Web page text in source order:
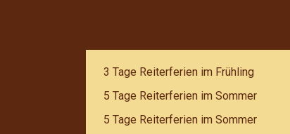
3 Tage Reiterferien im Frühling
5 Tage Reiterferien im Sommer
5 Tage Reiterferien im Sommer